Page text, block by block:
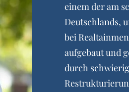
einem der am
Deutschlands,
bei
aufgebaut und
durch